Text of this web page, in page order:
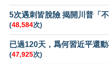
5次遇刺皆脫險 揭開川普「
(48,584次)
已過120天，爲何習近平還
(47,925次)